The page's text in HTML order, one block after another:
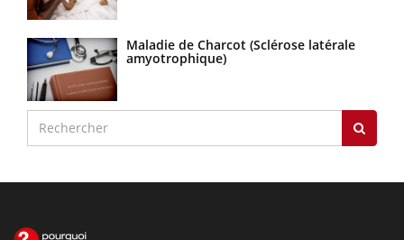
Maladie de Charcot (Sclérose latérale
amyotrophique)